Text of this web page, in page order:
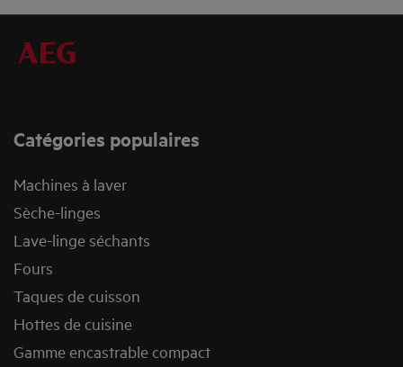
Catégories populaires
Machines à laver
Sèche-linges
Lave-linge séchants
Fours
Taques de cuisson
Hottes de cuisine
Gamme encastrable compact